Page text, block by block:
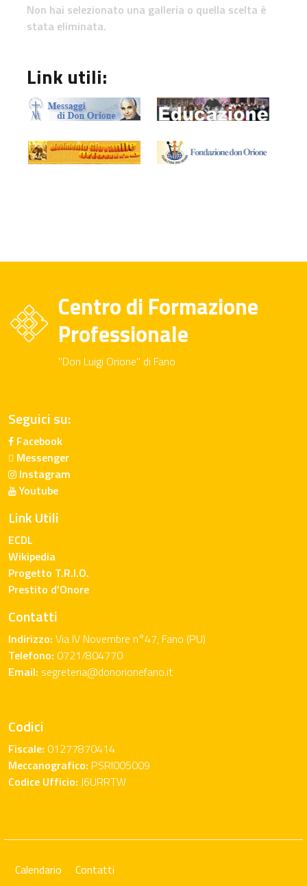
Non hai selezionato una galleria o quella scelta è
stata eliminata.
Link utili:
Centro di Formazione
Professionale
"Don Luigi Orione" di Fano
Seguici su:
Facebook
Messenger
Instagram
Youtube
Link Utili
ECDL
Wikipedia
Progetto T.R.I.O.
Prestito d’Onore
Contatti
Indirizzo: Via IV Novembre n°47, Fano (PU)
Telefono: 0721/804770
Email: segreteria@donorionefano.it
Codici
Fiscale: 01277870414
Meccanografico: PSRI005009
Codice Ufficio: J6URRTW
Calendario Contatti